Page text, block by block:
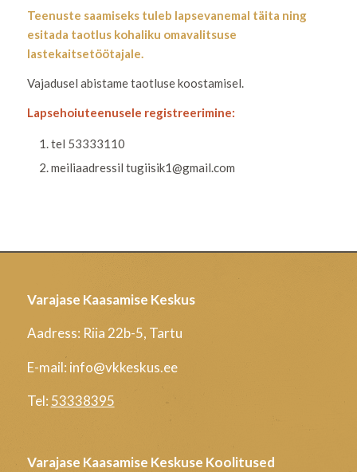
Teenuste saamiseks tuleb lapsevanemal täita ning
esitada taotlus kohaliku omavalitsuse
lastekaitsetöötajale.
Vajadusel abistame taotluse koostamisel.
Lapsehoiuteenusele registreerimine:
tel 53333110
meiliaadressil tugiisik1@gmail.com
Varajase Kaasamise Keskus
Aadress: Riia 22b-5, Tartu
E-mail: info@vkkeskus.ee
Tel: 53338395
Varajase Kaasamise Keskuse Koolitused